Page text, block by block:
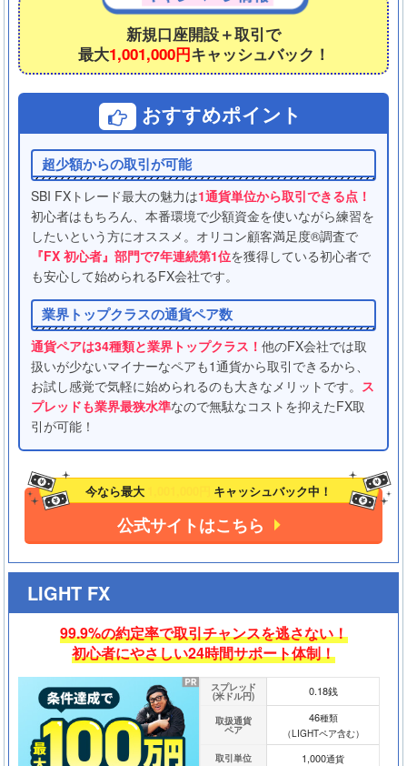
新規口座開設＋取引で
最大1,001,000円キャッシュバック！
おすすめポイント
超少額からの取引が可能
SBI FXトレード最大の魅力は1通貨単位から取引できる点！
初心者はもちろん、本番環境で少額資金を使いながら練習を
したいという方にオススメ。オリコン顧客満足度®調査で
『FX 初心者』部門で7年連続第1位を獲得している初心者で
も安心して始められるFX会社です。
業界トップクラスの通貨ペア数
通貨ペアは34種類と業界トップクラス！ 他のFX会社では取
扱いが少ないマイナーなペアも1通貨から取引できるから、
お試し感覚で気軽に始められるのも大きなメリットです。 ス
プレッドも業界最狭水準なので無駄なコストを抑えたFX取
引が可能！
今なら最大 キャッシュバック中！
公式サイトはこちら
LIGHT FX
99.9%の約定率で取引チャンスを逃さない！
初心者にやさしい24時間サポート体制！
スプレッド
(米ドル円) 0.18銭
取扱通貨
ペア
46種類
（LIGHTペア含む）
取引単位
1,000通貨